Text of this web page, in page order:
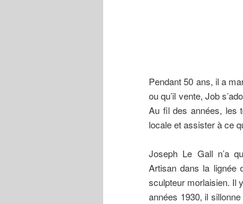
Pendant 50 ans, il a
ou qu’il vente, Job
Au fil des années, les
locale et assister à ce
Joseph Le Gall n’a
Artisan dans la lignée
sculpteur morlaisien. Il
années 1930, il